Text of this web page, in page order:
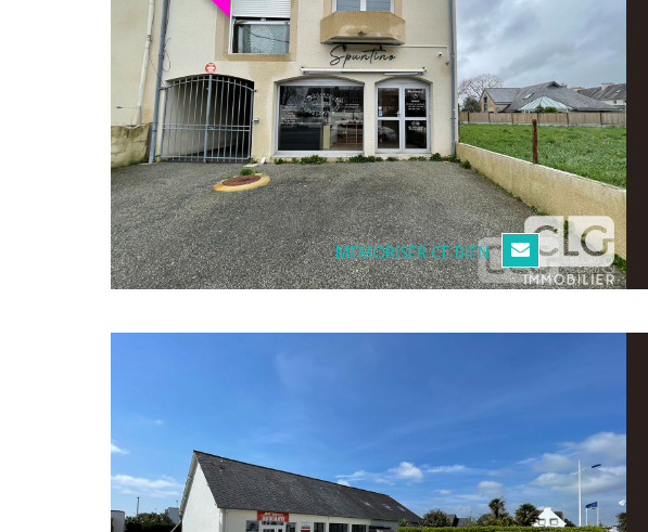
MEMORISER CE BIEN